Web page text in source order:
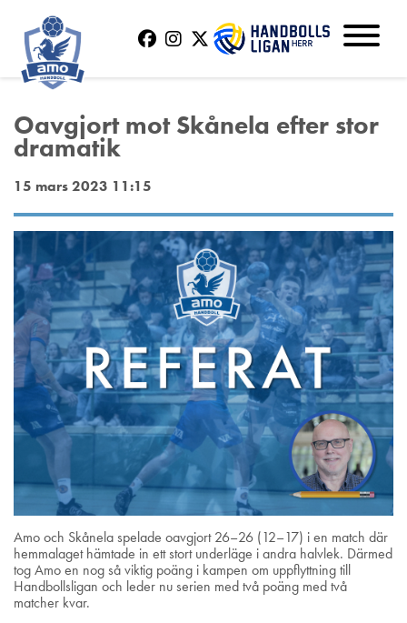
Oavgjort mot Skånela efter stor
dramatik
15 mars 2023 11:15
Amo och Skånela spelade oavgjort 26–26 (12–17) i en match där
hemmalaget hämtade in ett stort underläge i andra halvlek. Därmed
tog Amo en nog så viktig poäng i kampen om uppflyttning till
Handbollsligan och leder nu serien med två poäng med två
matcher kvar.